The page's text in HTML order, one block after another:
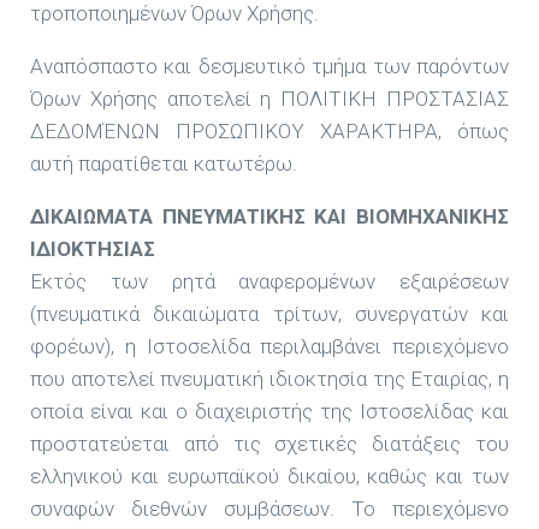
τροποποιημένων Όρων Χρήσης.
Αναπόσπαστο και δεσμευτικό τμήμα των παρόντων
Όρων Χρήσης αποτελεί η ΠΟΛΙΤΙΚΗ ΠΡΟΣΤΑΣΙΑΣ
ΔΕΔΟΜΈΝΩΝ ΠΡΟΣΩΠΙΚΟΥ ΧΑΡΑΚΤΗΡΑ, όπως
αυτή παρατίθεται κατωτέρω.
ΔΙΚΑΙΩΜΑΤΑ ΠΝΕΥΜΑΤΙΚΗΣ ΚΑΙ ΒΙΟΜΗΧΑΝΙΚΗΣ
ΙΔΙΟΚΤΗΣΙΑΣ
Εκτός των ρητά αναφερομένων εξαιρέσεων
(πνευματικά δικαιώματα τρίτων, συνεργατών και
φορέων), η Ιστοσελίδα περιλαμβάνει περιεχόμενο
που αποτελεί πνευματική ιδιοκτησία της Εταιρίας, η
οποία είναι και ο διαχειριστής της Ιστοσελίδας και
προστατεύεται από τις σχετικές διατάξεις του
ελληνικού και ευρωπαϊκού δικαίου, καθώς και των
συναφών διεθνών συμβάσεων. Το περιεχόμενο